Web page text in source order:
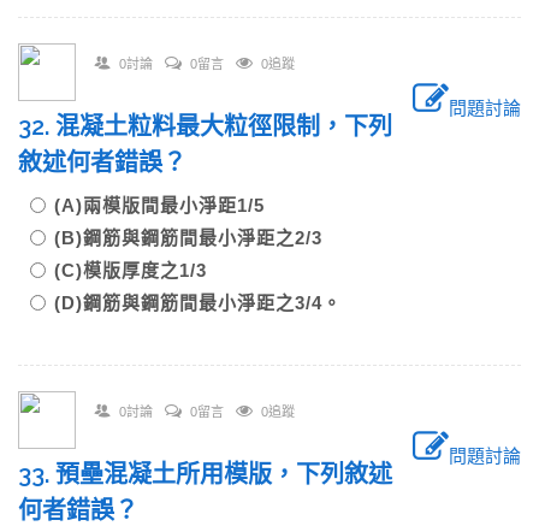
0討論 0留言 0追蹤
問題討論
32. 混凝土粒料最大粒徑限制，下列
敘述何者錯誤？
(A)兩模版間最小淨距1/5
(B)鋼筋與鋼筋間最小淨距之2/3
(C)模版厚度之1/3
(D)鋼筋與鋼筋間最小淨距之3/4。
0討論 0留言 0追蹤
問題討論
33. 預壘混凝土所用模版，下列敘述
何者錯誤？